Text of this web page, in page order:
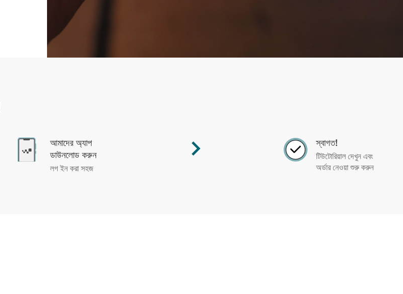
আমাদের অ্যাপ
ডাউনলোড করুন
লগ ইন করা সহজ
স্বাগত!
টিউটোরিয়াল দেখুন এবং
অর্ডার নেওয়া শুরু করুন